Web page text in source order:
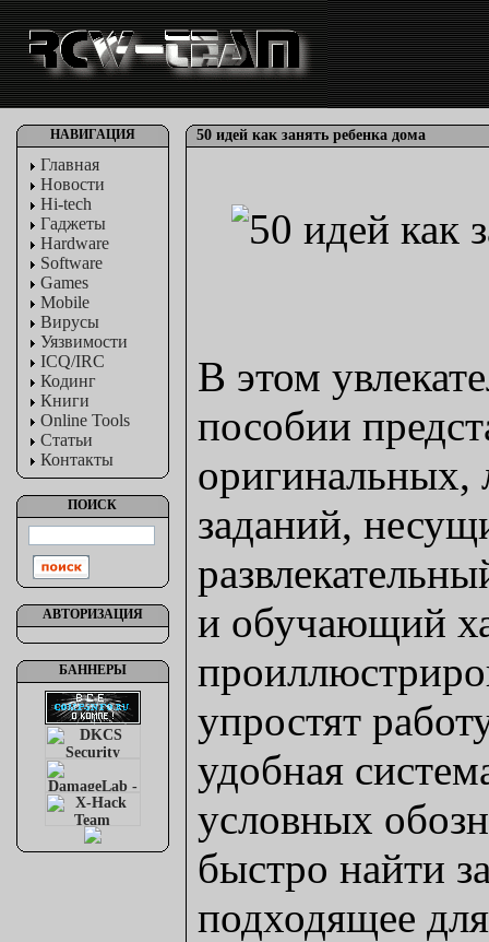
НАВИГАЦИЯ
Главная
Новости
Hi-tech
Гаджеты
Hardware
Software
Games
Mobile
Вирусы
Уязвимости
ICQ/IRC
Кодинг
Книги
Online Tools
Статьи
Контакты
ПОИСК
АВТОРИЗАЦИЯ
БАННЕРЫ
50 идей как занять ребенка дома
В этом
пособии
оригинальных,
заданий,
и обучающий
упростят
удобная
условных
быстро найти
подходящее